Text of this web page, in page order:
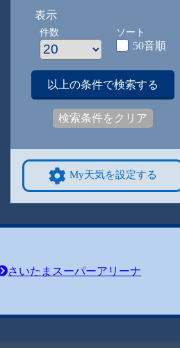
表示
件数 ソート
50音順
以上の条件で検索する
検索条件をクリア
My天気を設定する
さいたまスーパーアリーナ